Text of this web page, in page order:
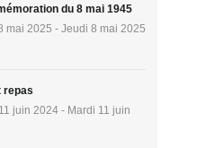
du 8 mai 1945
mai 2025 - Jeudi 8 mai 2025
repas
juin 2024 - Mardi 11 juin